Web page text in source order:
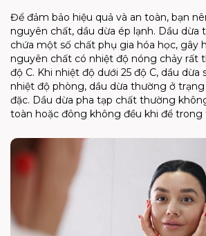
Để đảm bảo hiệu quả và an toàn, bạn
nguyên chất, dầu dừa ép lạnh. Dầu dừa
chứa một số chất phụ gia hóa học, gây
nguyên chất có nhiệt độ nóng chảy rất
độ C. Khi nhiệt độ dưới 25 độ C, dầu dừa
nhiệt độ phòng, dầu dừa thường ở
đặc. Dầu dừa pha tạp chất thường
toàn hoặc đông không đều khi để trong